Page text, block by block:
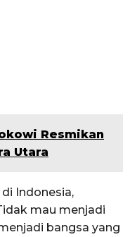
Resmikan
Utara
Indonesia,
mau menjadi
bangsa yang